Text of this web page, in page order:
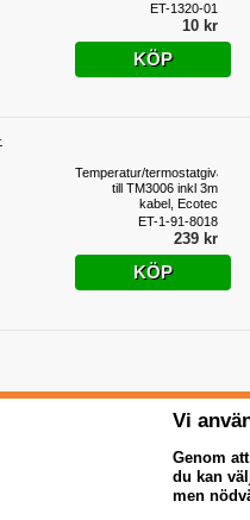
ET-1320-01
10 kr
KÖP
Temperatur/termostatgivare
till TM3006 inkl 3m
kabel, Ecotec
ET-1-91-8018
239 kr
KÖP
Vi
Genom
du kan
men